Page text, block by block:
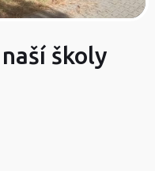
školy